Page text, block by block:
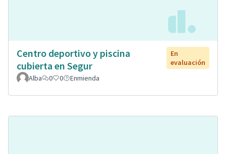
Centro deportivo y piscina
cubierta en Segur
En
evaluación
Alba
0 0 Enmienda